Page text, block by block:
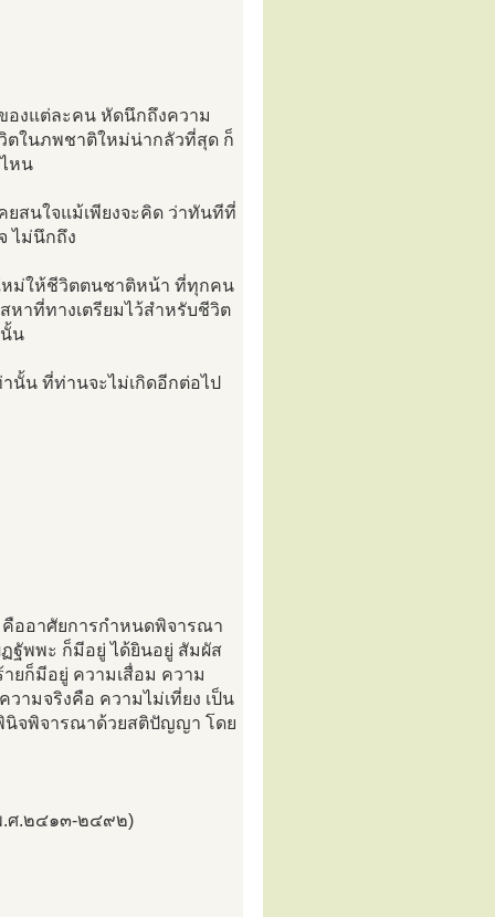
องแต่ละคน หัดนึกถึงความ
ตในภพชาติใหม่น่ากลัวที่สุด ก็
หน
ยสนใจแม้เพียงจะคิด ว่าทันทีที่
ไม่นึกถึง
หม่ให้ชีวิตตนชาติหน้า ที่ทุกคน
หาที่ทางเตรียมไว้สำหรับชีวิต
นั้น
นั้น ที่ท่านจะไม่เกิดอีกต่อไป
ออาศัยการกำหนดพิจารณา
ฐัพพะ ก็มีอยู่ ได้ยินอยู่ สัมผัส
ยก็มีอยู่ ความเสื่อม ความ
ามจริงคือ ความไม่เที่ยง เป็น
นิจพิจารณาด้วยสติปัญญา โดย
.ศ.๒๔๑๓-๒๔๙๒)